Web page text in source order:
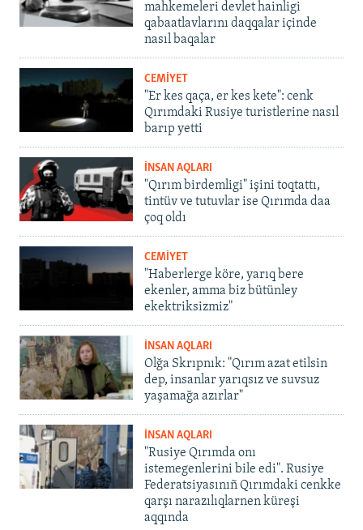
mahkemeleri devlet hainligi
qabaatlavlarını daqqalar içinde
nasıl baqalar
CEMİYET
"Er kes qaça, er kes kete": cenk
Qırımdaki Rusiye turistlerine nasıl
barıp yetti
İNSAN AQLARI
"Qırım birdemligi" işini toqtattı,
tintüv ve tutuvlar ise Qırımda daa
çoq oldı
CEMİYET
"Haberlerge köre, yarıq bere
ekenler, amma biz bütünley
ekektriksizmiz"
İNSAN AQLARI
Olğa Skrıpnık: "Qırım azat etilsin
dep, insanlar yarıqsız ve suvsuz
yaşamağa azırlar"
İNSAN AQLARI
"Rusiye Qırımda onı
istemegenlerini bile edi". Rusiye
Federatsiyasınıñ Qırımdaki cenkke
qarşı narazılıqlarnen küreşi
aqqında